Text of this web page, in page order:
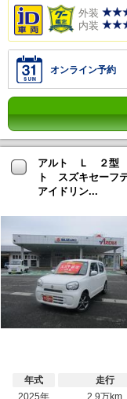
外装
内装
オンライン予約
アルト Ｌ ２型
ト スズキセーフ
アイドリン...
年式
2025年
走行
2.9万km